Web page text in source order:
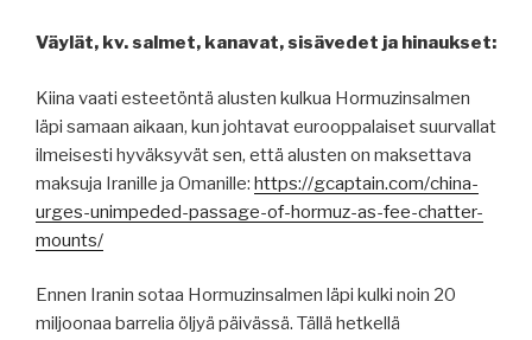
Väylät, kv. salmet, kanavat, sisävedet ja hinaukset:
Kiina vaati esteetöntä alusten kulkua Hormuzinsalmen
läpi samaan aikaan, kun johtavat eurooppalaiset suurvallat
ilmeisesti hyväksyvät sen, että alusten on maksettava
maksuja Iranille ja Omanille: https://gcaptain.com/china-
urges-unimpeded-passage-of-hormuz-as-fee-chatter-
mounts/
Ennen Iranin sotaa Hormuzinsalmen läpi kulki noin 20
miljoonaa barrelia öljyä päivässä. Tällä hetkellä